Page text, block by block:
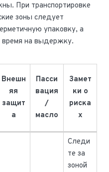
При транспортировке
зоны следует
упаковку, а
время на выдержку.
Внешн
яя
защит
а
Пасси
вация
/
масло
Замет
ки о
риска
х
Следи
те за
зоной